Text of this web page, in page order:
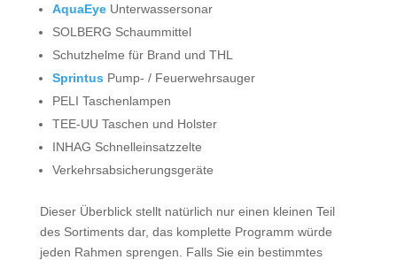
AquaEye Unterwassersonar
SOLBERG Schaummittel
Schutzhelme für Brand und THL
Sprintus Pump- / Feuerwehrsauger
PELI Taschenlampen
TEE-UU Taschen und Holster
INHAG Schnelleinsatzzelte
Verkehrsabsicherungsgeräte
Dieser Überblick stellt natürlich nur einen kleinen Teil
des Sortiments dar, das komplette Programm würde
jeden Rahmen sprengen. Falls Sie ein bestimmtes